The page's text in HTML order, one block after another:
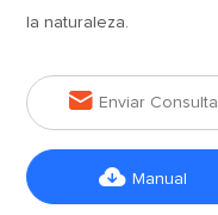
la naturaleza.
 Enviar Consulta
 Manual